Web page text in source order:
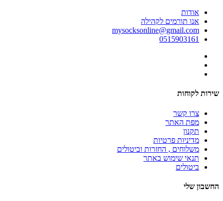
אודות
אנו תורמים לקהילה
mysocksonline@gmail.com
0515903161
שירות לקוחות
צרו קשר
מפת האתר
תקנון
מדיניות פרטיות
משלוחים , החזרות וביטולים
תנאי שימוש באתר
ביטולים
החשבון שלי